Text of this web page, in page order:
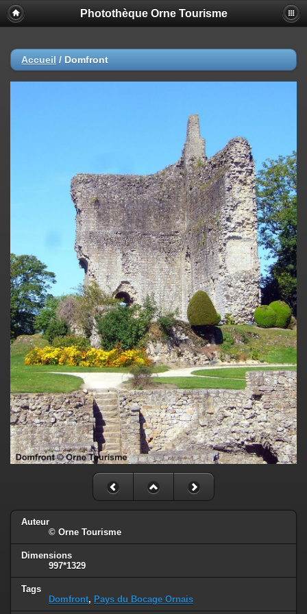
Photothèque Orne Tourisme
Accueil / Domfront
Auteur
© Orne Tourisme
Dimensions
997*1329
Tags
Domfront, Pays du Bocage Ornais